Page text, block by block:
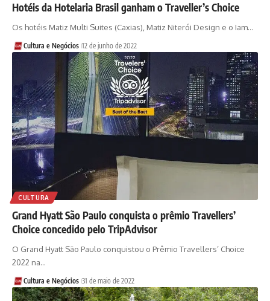
Hotéis da Hotelaria Brasil ganham o Traveller’s Choice
Os hotéis Matiz Multi Suites (Caxias), Matiz Niterói Design e o Iam…
Cultura e Negócios 12 de junho de 2022
CULTURA
Grand Hyatt São Paulo conquista o prêmio Travellers’
Choice concedido pelo TripAdvisor
O Grand Hyatt São Paulo conquistou o Prêmio Travellers’ Choice
2022 na…
Cultura e Negócios 31 de maio de 2022